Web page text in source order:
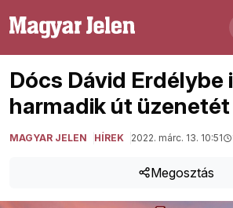
Dócs Dávid Erdélybe
harmadik út üzenetét
MAGYAR JELEN HÍREK 2022. márc. 13. 10:51
Megosztás